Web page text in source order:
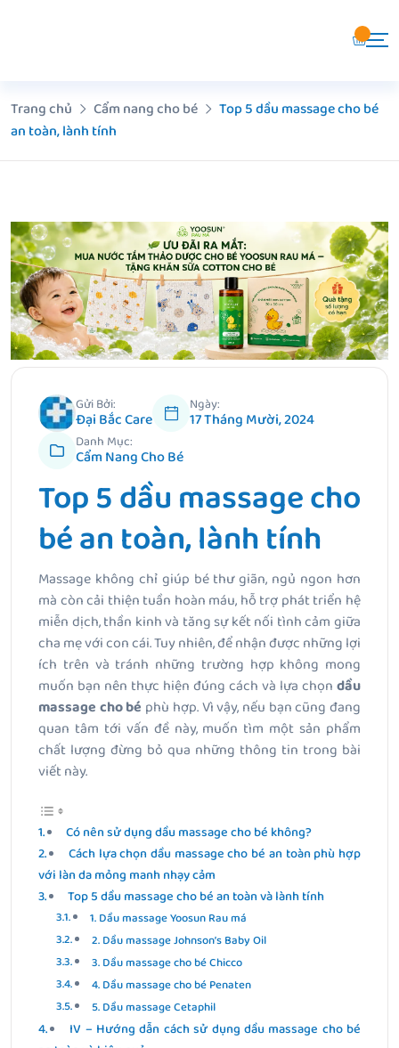
Trang chủ
Cẩm nang cho bé
Top 5 dầu massage cho bé
an toàn, lành tính
Gửi Bởi:
Đại Bắc Care
Ngày:
17 Tháng Mười, 2024
Danh Mục:
Cẩm Nang Cho Bé
Top 5 dầu massage cho
bé an toàn, lành tính
Massage không chỉ giúp bé thư giãn, ngủ ngon hơn
mà còn cải thiện tuần hoàn máu, hỗ trợ phát triển hệ
miễn dịch, thần kinh và tăng sự kết nối tình cảm giữa
cha mẹ với con cái. Tuy nhiên, để nhận được những lợi
ích trên và tránh những trường hợp không mong
muốn bạn nên thực hiện đúng cách và lựa chọn dầu
massage cho bé phù hợp. Vì vậy, nếu bạn cũng đang
quan tâm tới vấn đề này, muốn tìm một sản phẩm
chất lượng đừng bỏ qua những thông tin trong bài
viết này.
Có nên sử dụng dầu massage cho bé không?
Cách lựa chọn dầu massage cho bé an toàn phù hợp
với làn da mỏng manh nhạy cảm
Top 5 dầu massage cho bé an toàn và lành tính
1. Dầu massage Yoosun Rau má
2. Dầu massage Johnson’s Baby Oil
3. Dầu massage cho bé Chicco
4. Dầu massage cho bé Penaten
5. Dầu massage Cetaphil
IV – Hướng dẫn cách sử dụng dầu massage cho bé